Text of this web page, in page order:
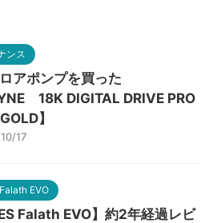
ンス
アポンプを買った
18K DIGITAL DRIVE PRO
】
17
EVO
Falath EVO】約2年経過レビ